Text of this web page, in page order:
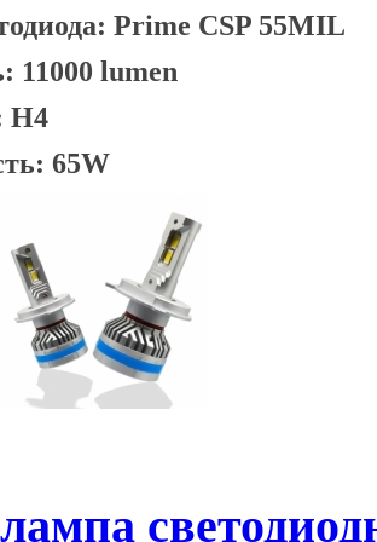
Prime CSP 55MIL
11000 lumen
H4
65W